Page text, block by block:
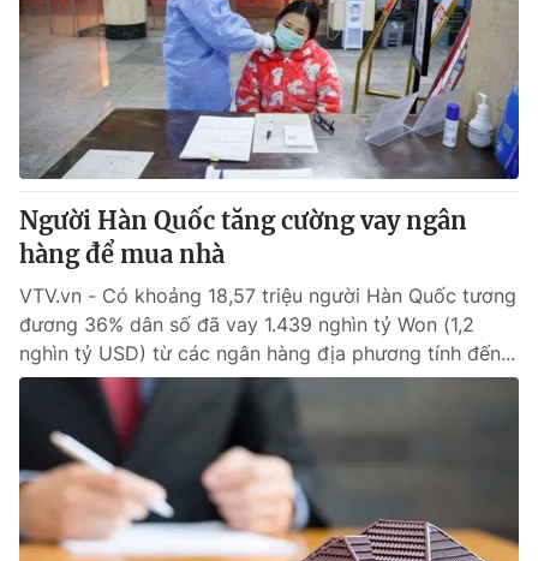
Người Hàn Quốc tăng cường vay ngân
hàng để mua nhà
VTV.vn - Có khoảng 18,57 triệu người Hàn Quốc tương
đương 36% dân số đã vay 1.439 nghìn tỷ Won (1,2
nghìn tỷ USD) từ các ngân hàng địa phương tính đến...